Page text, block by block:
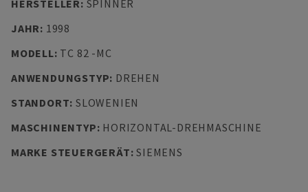
HERSTELLER: SPINNER
JAHR: 1998
MODELL: TC 82 -MC
ANWENDUNGSTYP: DREHEN
STANDORT: SLOWENIEN
MASCHINENTYP: HORIZONTAL-DREHMASCHINE
MARKE STEUERGERÄT:SIEMENS